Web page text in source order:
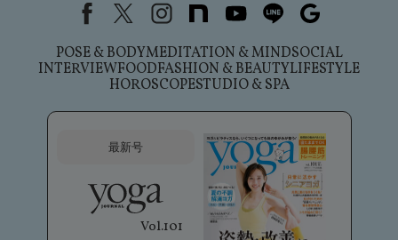
FacebookX（旧Twitter）
instagram
note youtubeline
POSE & BODYMEDITATION & MINDSOCIAL
INTERVIEWFOODFASHION & BEAUTYLIFESTYLE
HOROSCOPESTUDIO & SPA
最新号
Vol.101